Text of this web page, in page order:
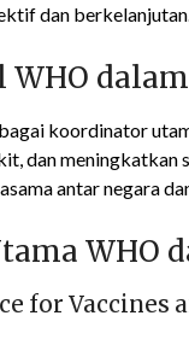
dan
WHO
koordinator
dan
antar negara
WHO
for Vaccines